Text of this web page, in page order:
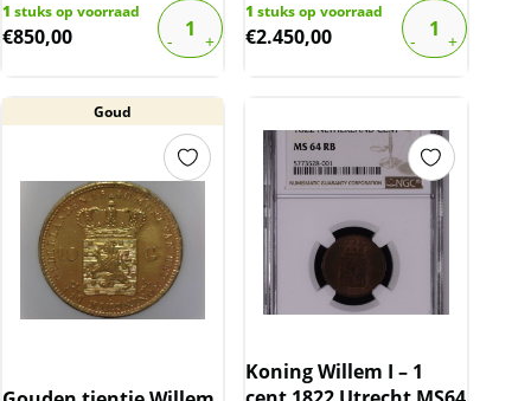
1 stuks op voorraad
€850,00
1 stuks op voorraad
€2.450,00
Goud
Koning Willem I – 1